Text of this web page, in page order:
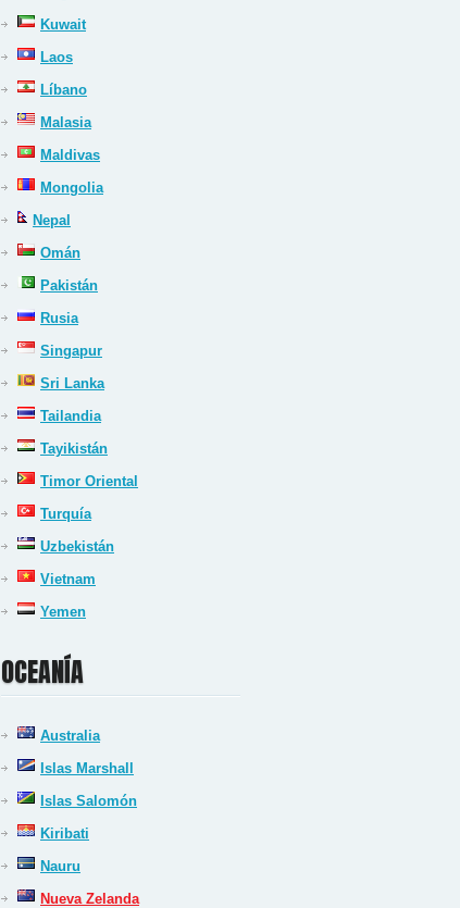
Kuwait
Laos
Líbano
Malasia
Maldivas
Mongolia
Nepal
Omán
Pakistán
Rusia
Singapur
Sri Lanka
Tailandia
Tayikistán
Timor Oriental
Turquía
Uzbekistán
Vietnam
Yemen
OCEANÍA
Australia
Islas Marshall
Islas Salomón
Kiribati
Nauru
Nueva Zelanda